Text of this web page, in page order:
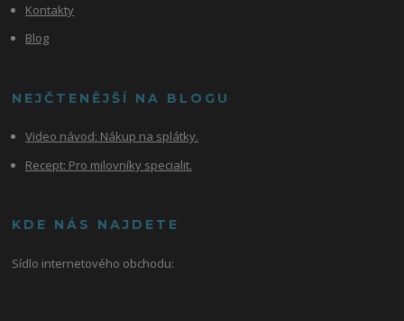
Kontakty
Blog
NEJČTENĚJŠÍ NA BLOGU
Video návod: Nákup na splátky.
Recept: Pro milovníky specialit.
KDE NÁS NAJDETE
Sídlo internetového obchodu: